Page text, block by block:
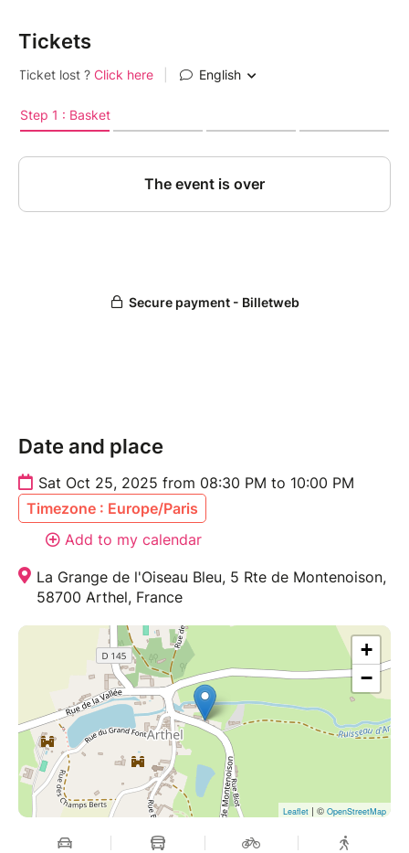
Tickets
Date and place
Sat Oct 25, 2025 from 08:30 PM to 10:00 PM
Timezone : Europe/Paris
Add to my calendar
La Grange de l'Oiseau Bleu, 5 Rte de Montenoison,
58700 Arthel, France
+
−
Leaflet | © OpenStreetMap